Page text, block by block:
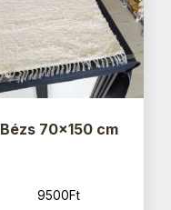
Bézs 70×150 cm
9500Ft